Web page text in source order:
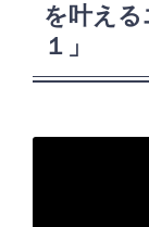
を叶え
１」